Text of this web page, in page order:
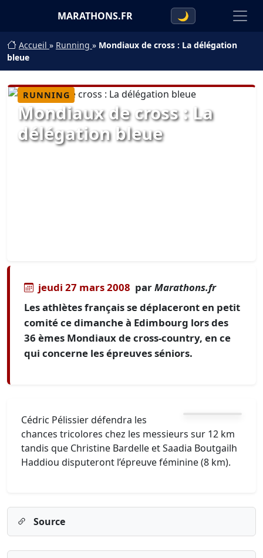
MARATHONS.FR 🌙
Accueil » Running » Mondiaux de cross : La délégation
bleue
RUNNING
Mondiaux de cross : La
délégation bleue
jeudi 27 mars 2008 parMarathons.fr
Les athlètes français se déplaceront en petit
comité ce dimanche à Edimbourg lors des
36 èmes Mondiaux de cross-country, en ce
qui concerne les épreuves séniors.
Cédric Pélissier défendra les
chances tricolores chez les messieurs sur 12 km
tandis que Christine Bardelle et Saadia Boutgailh
Haddiou disputeront l’épreuve féminine (8 km).
Source